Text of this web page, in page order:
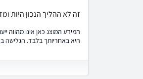
זה לא ההליך הנכון היות
המידע המוצג כאן אינו מהווה
היא באחריותך בלבד. הגלישה